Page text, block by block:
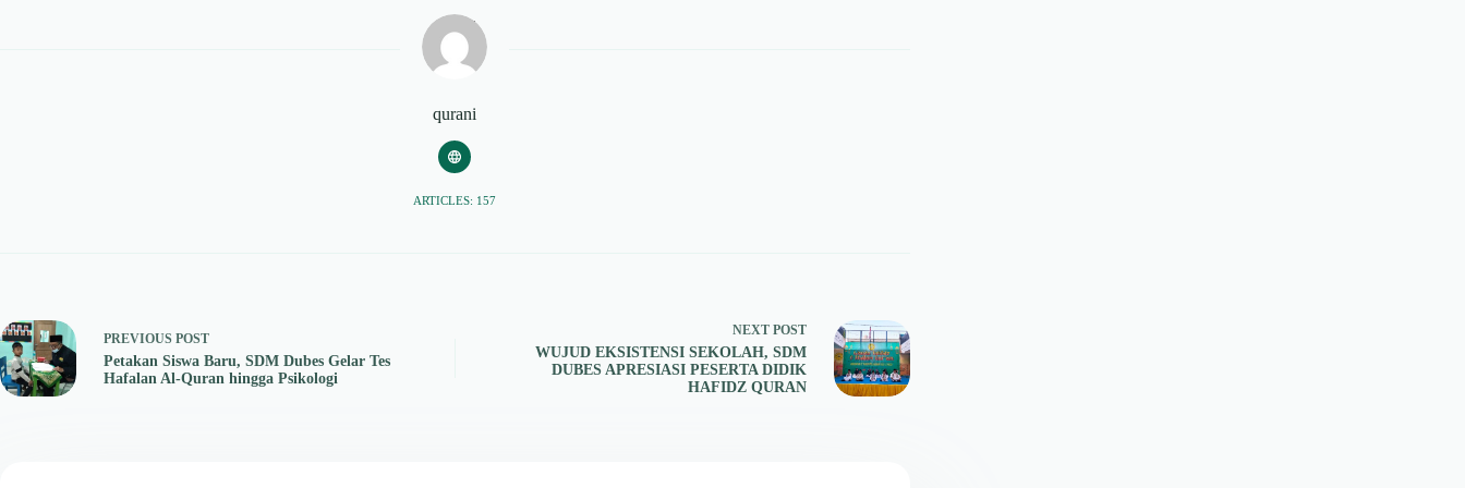
qurani
ARTICLES: 157
PREVIOUS POST
Petakan Siswa Baru, SDM Dubes Gelar Tes
Hafalan Al-Quran hingga Psikologi
NEXT POST
WUJUD EKSISTENSI SEKOLAH, SDM
DUBES APRESIASI PESERTA DIDIK
HAFIDZ QURAN